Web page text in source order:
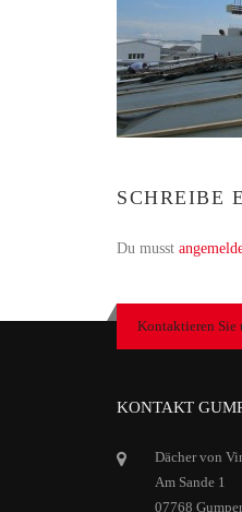
SCHREIBE
Du musst
Kontaktieren Sie
KONTAKT
Dächer von
Am Sande 1
07768